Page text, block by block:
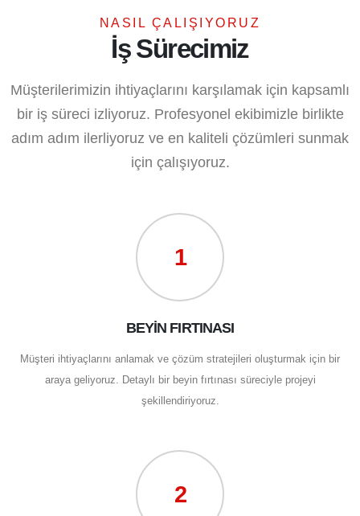
NASIL ÇALIŞIYORUZ
İş Sürecimiz
Müşterilerimizin ihtiyaçlarını karşılamak için kapsamlı
bir iş süreci izliyoruz. Profesyonel ekibimizle birlikte
adım adım ilerliyoruz ve en kaliteli çözümleri sunmak
için çalışıyoruz.
1
BEYİN FIRTINASI
Müşteri ihtiyaçlarını anlamak ve çözüm stratejileri oluşturmak için bir
araya geliyoruz. Detaylı bir beyin fırtınası süreciyle projeyi
şekillendiriyoruz.
2